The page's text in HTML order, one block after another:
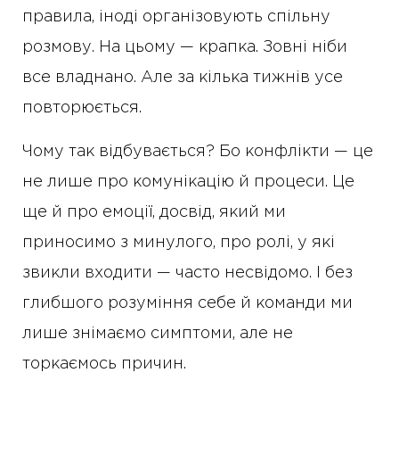
правила, іноді організовують спільну
розмову. На цьому — крапка. Зовні ніби
все владнано. Але за кілька тижнів усе
повторюється.
Чому так відбувається? Бо конфлікти — це
не лише про комунікацію й процеси. Це
ще й про емоції, досвід, який ми
приносимо з минулого, про ролі, у які
звикли входити — часто несвідомо. І без
глибшого розуміння себе й команди ми
лише знімаємо симптоми, але не
торкаємось причин.